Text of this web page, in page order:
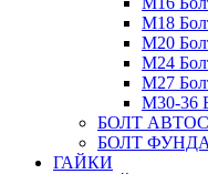
М18
М20
М24
М27
М30-36
БОЛТ
БОЛТ
ГАЙКИ